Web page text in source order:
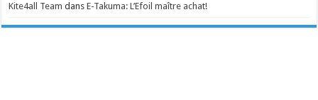
Kite4all Team dansE-Takuma: L’Efoil maître achat!